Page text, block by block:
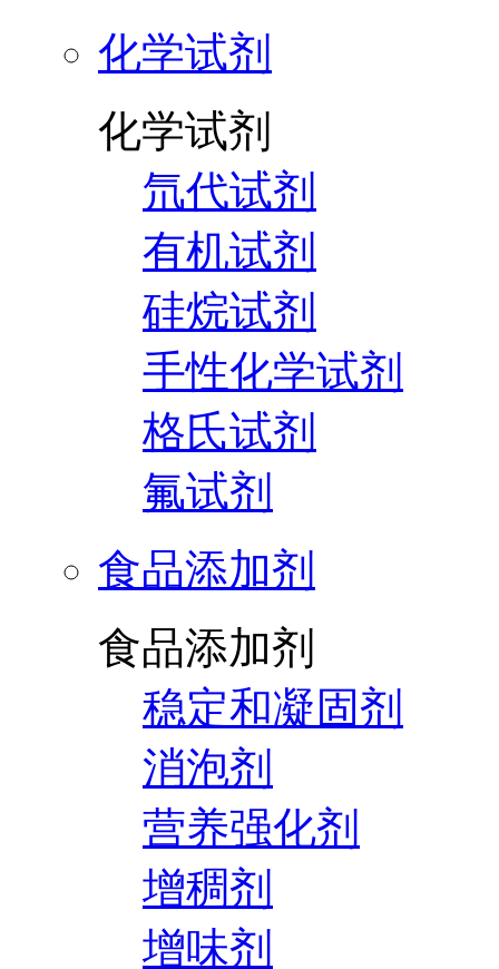
化学试剂
化学试剂
氘代试剂
有机试剂
硅烷试剂
手性化学试剂
格氏试剂
氟试剂
食品添加剂
食品添加剂
稳定和凝固剂
消泡剂
营养强化剂
增稠剂
增味剂